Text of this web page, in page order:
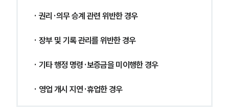
· 권리·의무 승계 관련 위반한 경우
· 장부 및 기록 관리를 위반한 경우
· 기타 행정 명령·보증금을 미이행한 경우
· 영업 개시 지연·휴업한 경우